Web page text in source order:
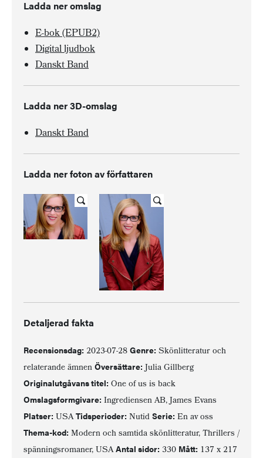
Ladda ner omslag
E-bok (EPUB2)
Digital ljudbok
Danskt Band
Ladda ner 3D-omslag
Danskt Band
Ladda ner foton av författaren
Detaljerad fakta
Recensionsdag: 2023-07-28 Genre: Skönlitteratur och
relaterande ämnen Översättare:Julia Gillberg
Originalutgåvans titel: One of us is back
Omslagsformgivare: Ingrediensen AB, James Evans
Platser: USATidsperioder: Nutid Serie: En av oss
Thema-kod: Modern och samtida skönlitteratur, Thrillers /
spänningsromaner, USAAntal sidor: 330 Mått: 137 x 217